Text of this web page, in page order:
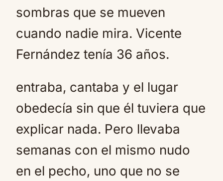
sombras que se mueven
cuando nadie mira. Vicente
Fernández tenía 36 años.
entraba, cantaba y el lugar
obedecía sin que él tuviera que
explicar nada. Pero llevaba
semanas con el mismo nudo
en el pecho, uno que no se